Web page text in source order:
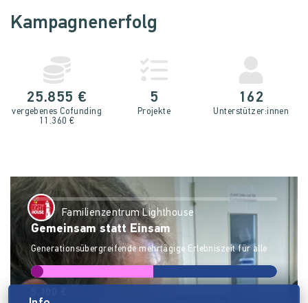
Kampagnenerfolg
25.855 €
vergebenes Cofunding
11.360 €
5
Projekte
162
Unterstütz­er:innen
Familienzentrum Lighthouse
Gemeinsam statt Einsam
Generationsübergreifende mehrtägige Erlebniszeit für alle